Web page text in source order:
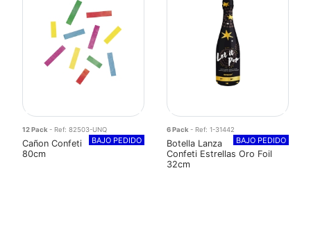
12 Pack- Ref: 82503-UNQ
BAJO PEDIDO
Cañon Confeti
80cm
6 Pack- Ref: 1-31442
BAJO PEDIDO
Botella Lanza
Confeti Estrellas Oro Foil
32cm